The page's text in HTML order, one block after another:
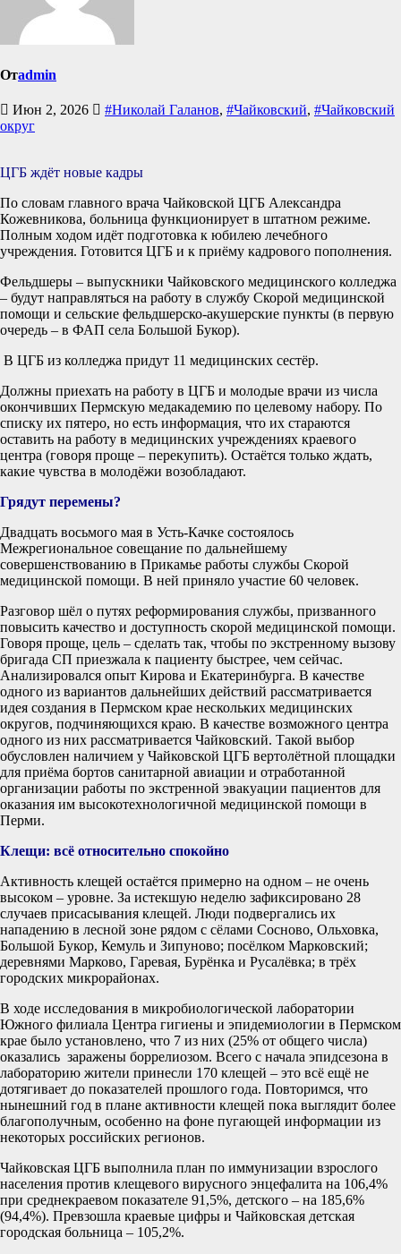
Отadmin
Июн 2, 2026 #Николай Галанов, #Чайковский, #Чайковский
округ
ЦГБ ждёт новые кадры
По словам главного врача Чайковской ЦГБ Александра
Кожевникова, больница функционирует в штатном режиме.
Полным ходом идёт подготовка к юбилею лечебного
учреждения. Готовится ЦГБ и к приёму кадрового пополнения.
Фельдшеры – выпускники Чайковского медицинского колледжа
– будут направляться на работу в службу Скорой медицинской
помощи и сельские фельдшерско-акушерские пункты (в первую
очередь – в ФАП села Большой Букор).
В ЦГБ из колледжа придут 11 медицинских сестёр.
Должны приехать на работу в ЦГБ и молодые врачи из числа
окончивших Пермскую медакадемию по целевому набору. По
списку их пятеро, но есть информация, что их стараются
оставить на работу в медицинских учреждениях краевого
центра (говоря проще – перекупить). Остаётся только ждать,
какие чувства в молодёжи возобладают.
Грядут перемены?
Двадцать восьмого мая в Усть-Качке состоялось
Межрегиональное совещание по дальнейшему
совершенствованию в Прикамье работы службы Скорой
медицинской помощи. В ней приняло участие 60 человек.
Разговор шёл о путях реформирования службы, призванного
повысить качество и доступность скорой медицинской помощи.
Говоря проще, цель – сделать так, чтобы по экстренному вызову
бригада СП приезжала к пациенту быстрее, чем сейчас.
Анализировался опыт Кирова и Екатеринбурга. В качестве
одного из вариантов дальнейших действий рассматривается
идея создания в Пермском крае нескольких медицинских
округов, подчиняющихся краю. В качестве возможного центра
одного из них рассматривается Чайковский. Такой выбор
обусловлен наличием у Чайковской ЦГБ вертолётной площадки
для приёма бортов санитарной авиации и отработанной
организации работы по экстренной эвакуации пациентов для
оказания им высокотехнологичной медицинской помощи в
Перми.
Клещи: всё относительно спокойно
Активность клещей остаётся примерно на одном – не очень
высоком – уровне. За истекшую неделю зафиксировано 28
случаев присасывания клещей. Люди подвергались их
нападению в лесной зоне рядом с сёлами Сосново, Ольховка,
Большой Букор, Кемуль и Зипуново; посёлком Марковский;
деревнями Марково, Гаревая, Бурёнка и Русалёвка; в трёх
городских микрорайонах.
В ходе исследования в микробиологической лаборатории
Южного филиала Центра гигиены и эпидемиологии в Пермском
крае было установлено, что 7 из них (25% от общего числа)
оказались заражены боррелиозом. Всего с начала эпидсезона в
лабораторию жители принесли 170 клещей – это всё ещё не
дотягивает до показателей прошлого года. Повторимся, что
нынешний год в плане активности клещей пока выглядит более
благополучным, особенно на фоне пугающей информации из
некоторых российских регионов.
Чайковская ЦГБ выполнила план по иммунизации взрослого
населения против клещевого вирусного энцефалита на 106,4%
при среднекраевом показателе 91,5%, детского – на 185,6%
(94,4%). Превзошла краевые цифры и Чайковская детская
городская больница – 105,2%.